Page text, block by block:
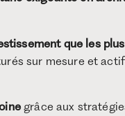
que les
sur mesure et
grâce aux